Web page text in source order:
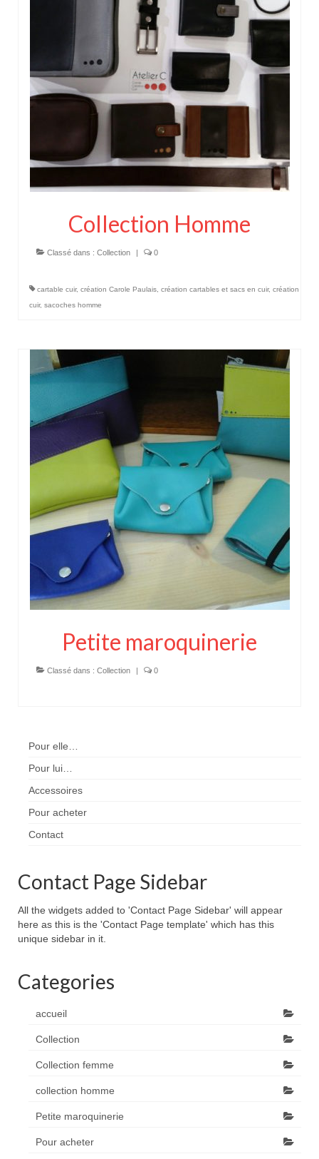
Collection Homme
Classé dans : Collection | 0
cartable cuir, création Carole Paulais création cartables et sacs en cuir, création
cuir, sacoches homme
Petite maroquinerie
Classé dans : Collection | 0
Pour elle…
Pour lui…
Accessoires
Pour acheter
Contact
Contact Page Sidebar
All the widgets added to 'Contact Page Sidebar' will appear
here as this is the 'Contact Page template' which has this
unique sidebar in it.
Categories
accueil
Collection
Collection femme
collection homme
Petite maroquinerie
Pour acheter